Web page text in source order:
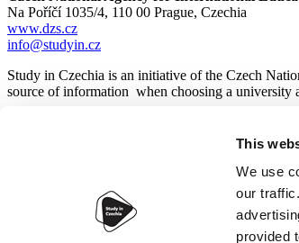
This
We use
our
provided
Na Poříčí 1035/4, 110 00 Prague, Czechia
www.dzs.cz
info@studyin.cz
Study in Czechia is an initiative of the Czech
source of information when choosing a university
Czech National Agency for